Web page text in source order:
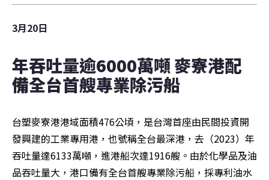
3月20日
年吞吐量逾6000萬噸 麥寮港配
備全台首艘專業除污船
台塑麥寮港港域面積476公頃，是台灣首座由民間投資開
發興建的工業專用港，也號稱全台最深港，去（2023）年
吞吐量達6133萬噸，進港船次達1916艘。由於化學品及油
品吞吐量大，港口備有全台首艘專業除污船，採專利油水